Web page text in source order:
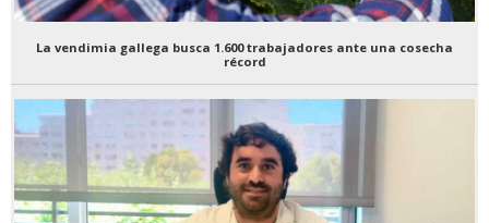
La vendimia gallega busca 1.600 trabajadores ante una cosecha
récord